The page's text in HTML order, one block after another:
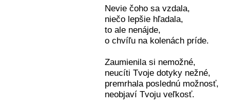
Nevie čoho sa vzdala,
niečo lepšie hľadala,
to ale nenájde,
o chvíľu na kolenách príde.
Zaumienila si nemožné,
neucíti Tvoje dotyky nežné,
premrhala poslednú možnosť,
neobjaví Tvoju veľkosť.